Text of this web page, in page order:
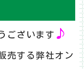
ございます ♪
売する弊社オン